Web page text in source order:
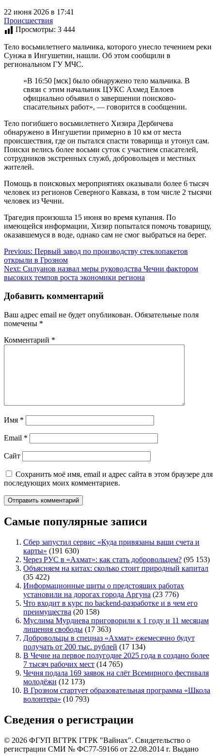
22 июня 2026 в 17:41
Происшествия
Просмотры: 3 444
Тело восьмилетнего мальчика, которого унесло течением реки
Сунжа в Ингушетии, нашли. Об этом сообщили в
региональном ГУ МЧС.
«В 16:50 [мск] было обнаружено тело мальчика. В
связи с этим начальник ЦУКС Ахмед Евлоев
официально объявил о завершении поисково-
спасательных работ», — говорится в сообщении.
Тело погибшего восьмилетнего Хизира Дербичева
обнаружено в Ингушетии примерно в 10 км от места
происшествия, где он пытался спасти товарища и утонул сам.
Поиски велись более восьми суток с участием спасателей,
сотрудников экстренных служб, добровольцев и местных
жителей.
Помощь в поисковых мероприятиях оказывали более 6 тысяч
человек из регионов Северного Кавказа, в том числе 2 тысячи
человек из Чечни.
Трагедия произошла 15 июня во время купания. По
имеющейся информации, Хизир попытался помочь товарищу,
оказавшемуся в воде, однако сам не смог выбраться на берег.
Навигация
по
записям
Previous: Первый завод по производству стеклопакетов
открыли в Грозном
Next: Силуанов назвал меры руководства Чечни фактором
высоких темпов роста экономики региона
Добавить комментарий
Ваш адрес email не будет опубликован. Обязательные поля
помечены *
Комментарий *
Имя *
Email *
Сайт
Сохранить моё имя, email и адрес сайта в этом браузере для
последующих моих комментариев.
Самые популярные записи
Сбер запустил сервис «Куда привязаны ваши счета и
карты» (191 630)
Через РУС в «Ахмат»: как стать добровольцем? (95 153)
Объясняем на китах: сколько стоит природный капитал
(35 422)
Информационные щиты о предстоящих работах
установили на дорогах города Аргуна (23 776)
Что входит в курс по backend-разработке и в чем его
преимущества (20 158)
Муслима Мурдиева приговорили к 1 году и 11 месяцам
лишения свободы (17 363)
Добровольцы в спецназ «Ахмат» ежемесячно будут
получать от 200 тыс. рублей (17 134)
В Чечне на первое полугодие 2025 года в создано более
7 тысяч рабочих мест (14 765)
Чечня подала 169 заявок на слёт Всемирного фестиваля
молодёжи (12 173)
В Грозном стартует образовательная программа «Школа
волонтера» (10 793)
Сведения о регистрации
© 2026 ФГУП ВГТРК ГТРК "Вайнах". Свидетельство о
регистрации СМИ № ФС77-59166 от 22.08.2014 г. Выдано